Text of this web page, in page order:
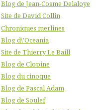
Blog de Jean-Cosme Delaloye
Site de David Collin
Chroniques merlines
Blog d\'Oceania
Site de Thierry Le Baill
Blog de Clopine
Blog du cinoque
Blog de Pascal Adam
Blog de Soulef